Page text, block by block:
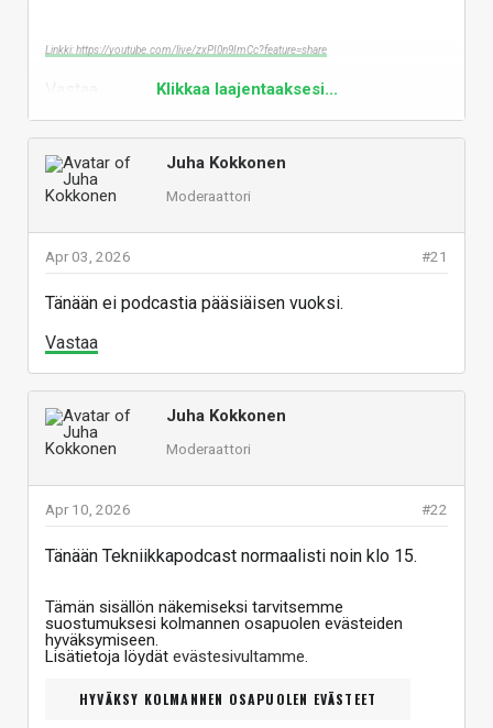
Linkki: https://youtube.com/live/zxPI0n9ImCc?feature=share
Klikkaa laajentaaksesi...
Juha Kokkonen
Moderaattori
#21
Apr 03, 2026
Tänään ei podcastia pääsiäisen vuoksi.
Vastaa
Juha Kokkonen
Moderaattori
#22
Apr 10, 2026
Tänään Tekniikkapodcast normaalisti noin klo 15.
Tämän sisällön näkemiseksi tarvitsemme
suostumuksesi kolmannen osapuolen evästeiden
hyväksymiseen.
Lisätietoja löydät evästesivultamme
HYVÄKSY KOLMANNEN OSAPUOLEN EVÄSTEET